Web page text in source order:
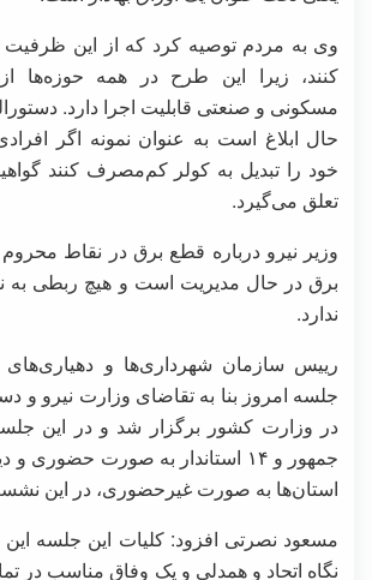
وی به مردم توصیه کرد که از این ظرفیت
کنند، زیرا این طرح در همه حوزه‌ها
مسکونی و صنعتی قابلیت اجرا دارد.
حال ابلاغ است به عنوان نمونه اگر
خود را تبدیل به کولر کم‌مصرف کنند
تعلق می‌گیرد.
وزیر نیرو درباره قطع برق در نقاط
برق در حال مدیریت است و هیچ ربطی به
ندارد.
رییس سازمان شهرداری‌ها و
جلسه امروز بنا به تقاضای وزارت نیرو و
در وزارت کشور برگزار شد و در این
جمهور و ۱۴ استاندار به صورت حضوری
استان‌ها به صورت غیرحضوری، در این
مسعود نصرتی افزود: کلیات این جلسه این
نگاه اتحاد و همدلی و یک وفاق مناسب در